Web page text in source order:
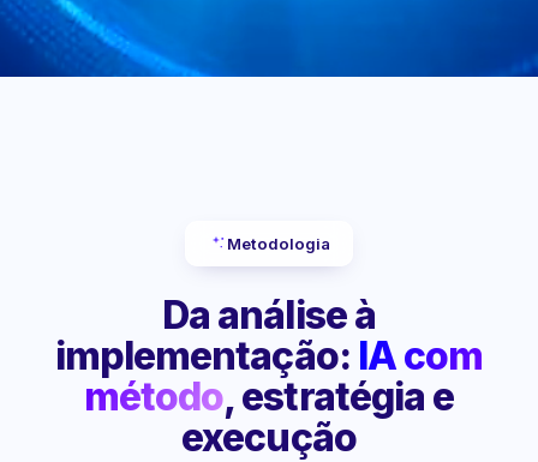
Metodologia
Da análise à
implementação: IA com
método, estratégia e
execução